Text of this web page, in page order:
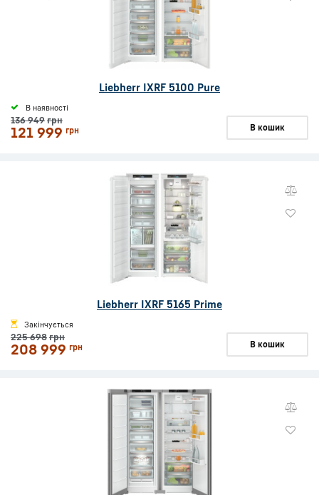
Liebherr IXRF 5100 Pure
В наявності
136 949грн
121 999 грн В кошик
Liebherr IXRF 5165 Prime
Закінчується
225 698грн
208 999 грн В кошик